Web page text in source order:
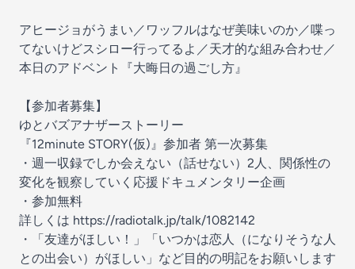
アヒージョがうまい／ワッフルはなぜ美味いのか／喋っ
てないけどスシロー行ってるよ／天才的な組み合わせ／
本日のアドベント『大晦日の過ごし方』
【参加者募集】
ゆとバズアナザーストーリー
『12minute STORY(仮)』参加者 第一次募集
・週一収録でしか会えない（話せない）2人、関係性の
変化を観察していく応援ドキュメンタリー企画
・参加無料
詳しくは https://radiotalk.jp/talk/1082142
・「友達がほしい！」「いつかは恋人（になりそうな人
との出会い）がほしい」など目的の明記をお願いします